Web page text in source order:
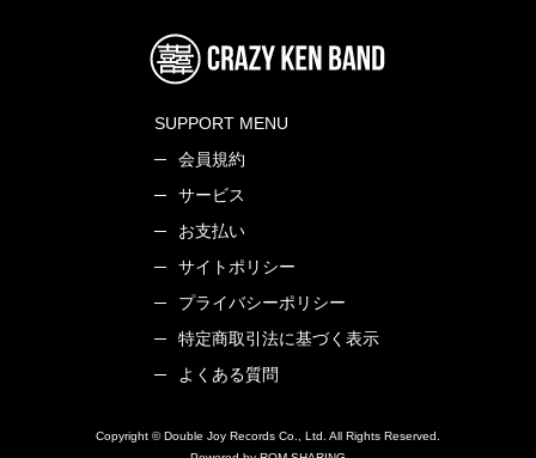
SUPPORT MENU
会員規約
サービス
お支払い
サイトポリシー
プライバシーポリシー
特定商取引法に基づく表示
よくある質問
Copyright © Double Joy Records Co., Ltd. All Rights Reserved.